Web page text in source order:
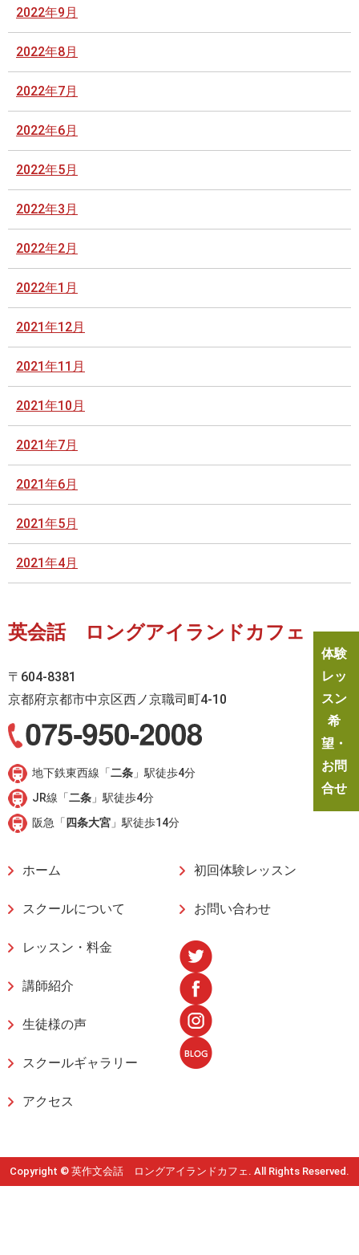
2022年9月
2022年8月
2022年7月
2022年6月
2022年5月
2022年3月
2022年2月
2022年1月
2021年12月
2021年11月
2021年10月
2021年7月
2021年6月
2021年5月
2021年4月
英会話 ロングアイランドカフェ
〒604-8381
京都府京都市中京区西ノ京職司町4-10
地下鉄東西線「二条 」駅徒歩4分
JR線「二条 」駅徒歩4分
阪急「 四条大宮 」駅徒歩14分
ホーム
スクールについて
レッスン・料金
講師紹介
生徒様の声
スクールギャラリー
アクセス
初回体験レッスン
お問い合わせ
体験
レッ
スン
希
望・
お問
合せ
Copyright © 英作文会話 ロングアイランドカフェ. All Rights Reserved.